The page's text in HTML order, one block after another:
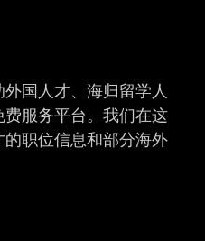
国人才、海归留学人
服务平台。我们在这
职位信息和部分海外